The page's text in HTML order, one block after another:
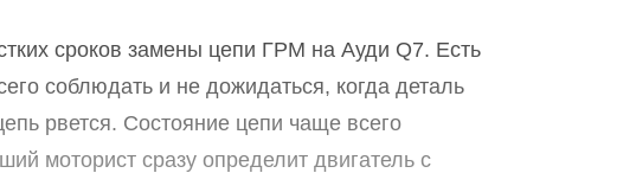
сроков замены цепи ГРМ на Ауди Q7. Есть
соблюдать и не дожидаться, когда деталь
рвется. Состояние цепи чаще всего
моторист сразу определит двигатель с